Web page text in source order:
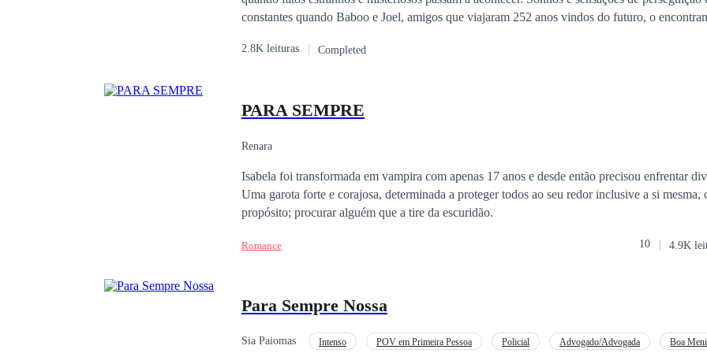
constantes quando Baboo e Joel, amigos que viajaram 252 anos vindos do futuro, o
forças com espécies de outro sistema solar para proteger o planeta Terra da futura invasão,
longo de sua aventura que os descendentes dos Senhores daquele sistema solar, quando em
2.8K leituras Completed
PARA SEMPRE
Renara
Isabela foi transformada em vampira com apenas 17 anos e desde então precisou enfrentar
Uma garota forte e corajosa, determinada a proteger todos ao seu redor inclusive a si mesma,
propósito; procurar alguém que a tire da escuridão.
Romance 10 4.9K
Para Sempre Nossa
Sia Paiomas Intenso POV em Primeira Pessoa Policial Advogado/Advogada
Boa